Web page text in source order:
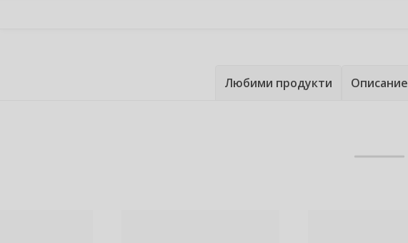
Любими продукти Описание